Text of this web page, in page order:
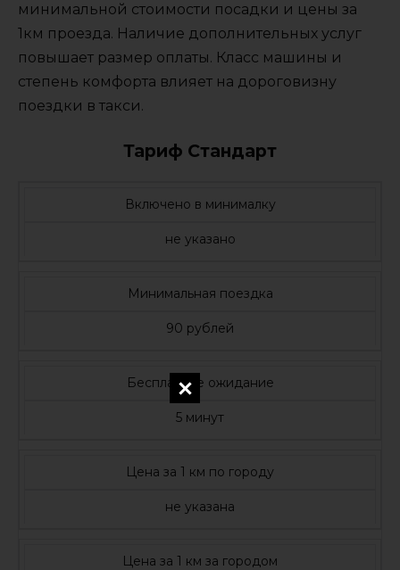
минимальной стоимости посадки и цены за
1км проезда. Наличие дополнительных услуг
повышает размер оплаты. Класс машины и
степень комфорта влияет на дороговизну
поездки в такси.
Тариф Стандарт
Включено в минималку
не указано
Минимальная поездка
90 рублей
Бесплатное ожидание
5 минут
Цена за 1 км по городу
не указана
Цена за 1 км за городом